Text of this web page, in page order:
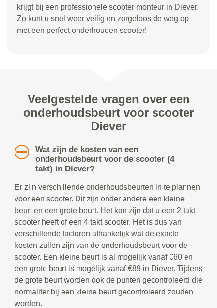
krijgt bij een professionele scooter monteur in Diever.
Zo kunt u snel weer veilig en zorgeloos de weg op
met een perfect onderhouden scooter!
Veelgestelde vragen over een
onderhoudsbeurt voor scooter
Diever
Wat zijn de kosten van een
onderhoudsbeurt voor de scooter (4
takt) in Diever?
Er zijn verschillende onderhoudsbeurten in te plannen
voor een scooter. Dit zijn onder andere een kleine
beurt en een grote beurt. Het kan zijn dat u een 2 takt
scooter heeft of een 4 takt scooter. Het is dus van
verschillende factoren afhankelijk wat de exacte
kosten zullen zijn van de onderhoudsbeurt voor de
scooter. Een kleine beurt is al mogelijk vanaf €60 en
een grote beurt is mogelijk vanaf €89 in Diever. Tijdens
de grote beurt worden ook de punten gecontroleerd die
normaliter bij een kleine beurt gecontroleerd zouden
worden.